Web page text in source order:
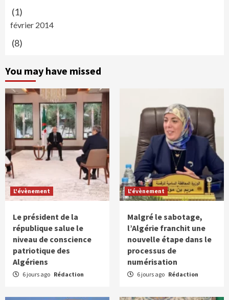
(1)
février 2014
(8)
You may have missed
L'évènement
Le président de la
république salue le
niveau de conscience
patriotique des
Algériens
6 jours ago Rédaction
L'évènement
Malgré le sabotage,
l’Algérie franchit une
nouvelle étape dans le
processus de
numérisation
6 jours ago Rédaction